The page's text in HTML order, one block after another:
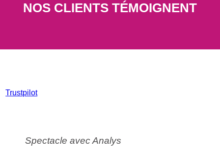
NOS CLIENTS TÉMOIGNENT
Trustpilot
Spectacle avec Analys